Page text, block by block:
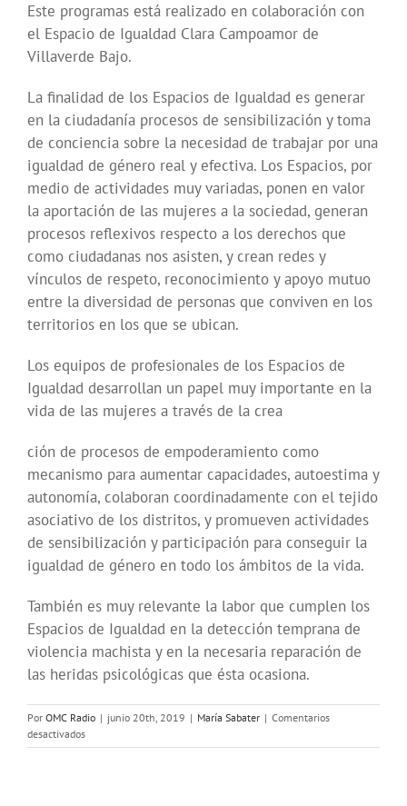
Este programas está realizado en colaboración con
el Espacio de Igualdad Clara Campoamor de
Villaverde Bajo.
La finalidad de los Espacios de Igualdad es generar
en la ciudadanía procesos de sensibilización y toma
de conciencia sobre la necesidad de trabajar por una
igualdad de género real y efectiva. Los Espacios, por
medio de actividades muy variadas, ponen en valor
la aportación de las mujeres a la sociedad, generan
procesos reflexivos respecto a los derechos que
como ciudadanas nos asisten, y crean redes y
vínculos de respeto, reconocimiento y apoyo mutuo
entre la diversidad de personas que conviven en los
territorios en los que se ubican.
Los equipos de profesionales de los Espacios de
Igualdad desarrollan un papel muy importante en la
vida de las mujeres a través de la crea
ción de procesos de empoderamiento como
mecanismo para aumentar capacidades, autoestima y
autonomía, colaboran coordinadamente con el tejido
asociativo de los distritos, y promueven actividades
de sensibilización y participación para conseguir la
igualdad de género en todo los ámbitos de la vida.
También es muy relevante la labor que cumplen los
Espacios de Igualdad en la detección temprana de
violencia machista y en la necesaria reparación de
las heridas psicológicas que ésta ocasiona.
Por OMC Radio | junio 20th, 2019 | María Sabater | Comentarios
desactivadosen
El